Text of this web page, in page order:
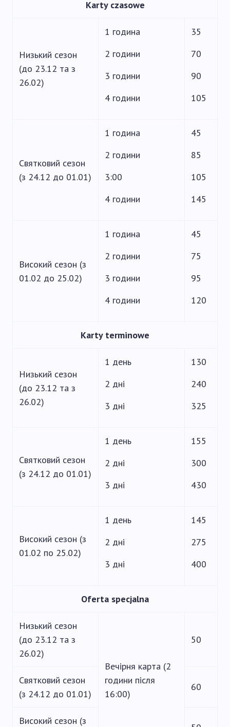
Karty czasowe
Низький сезон
(до 23.12 та з
26.02)
1 година
2 години
3 години
4 години
35
70
90
105
Святковий сезон
(з 24.12 до 01.01)
1 година
2 години
3:00
4 години
45
85
105
145
Високий сезон (з
01.02 до 25.02)
1 година
2 години
3 години
4 години
45
75
95
120
Karty terminowe
Низький сезон
(до 23.12 та з
26.02)
1 день
2 дні
3 дні
130
240
325
Святковий сезон
(з 24.12 до 01.01)
1 день
2 дні
3 дні
155
300
430
Високий сезон (з
01.02 по 25.02)
1 день
2 дні
3 дні
145
275
400
Oferta specjalna
Низький сезон
(до 23.12 та з
26.02)
Вечірня карта (2
години після
16:00)
50
Святковий сезон
(з 24.12 до 01.01)
60
Високий сезон (з